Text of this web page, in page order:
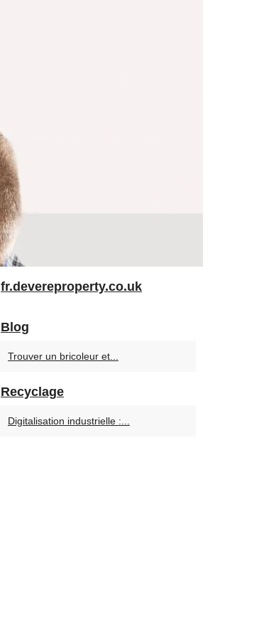
fr.devereproperty.co.uk
Blog
Trouver un bricoleur et...
Recyclage
Digitalisation industrielle :...